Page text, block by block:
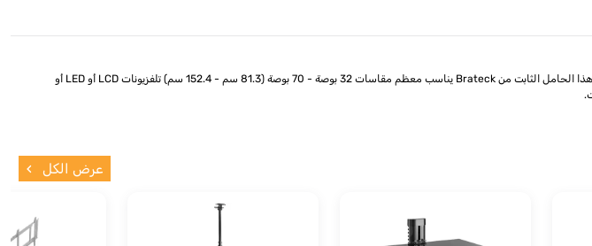
Orca PLB-34L عبارة عن حامل جداري للتلفزيون LCD/LED/PDP مقاس 32 بوصة - 70 بوصة. مع تصميم نمط التركيب العالمي، فإن هذا الحامل الثابت من Brateck يناسب معظم مقاسات 32 بوصة - 70 بوصة (81.3 سم - 152.4 سم) تلفزيونات LCD أو LED أو
عرض الكل